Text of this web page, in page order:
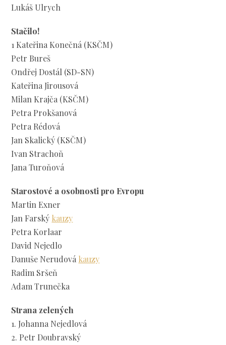
Lukáš Ulrych
Stačilo!
1 Kateřina Konečná (KSČM)
Petr Bureš
Ondřej Dostál (SD-SN)
Kateřina Jirousová
Milan Krajča (KSČM)
Petra Prokšanová
Petra Rédová
Jan Skalický (KSČM)
Ivan Strachoň
Jana Turoňová
Starostové a osobnosti pro Evropu
Martin Exner
Jan Farský kauzy
Petra Korlaar
David Nejedlo
Danuše Nerudová kauzy
Radim Sršeň
Adam Trunečka
Strana zelených
1. Johanna Nejedlová
2. Petr Doubravský